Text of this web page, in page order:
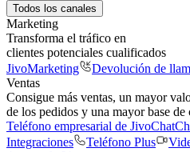
Todos los canales
Marketing
Transforma el tráfico en
clientes potenciales cualificados
JivoMarketing
Devolución de
Ventas
Consigue más ventas, un mayor
de los pedidos y una mayor base de
Teléfono empresarial de JivoChat
Integraciones
Teléfono Plus